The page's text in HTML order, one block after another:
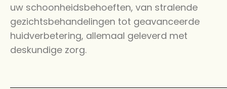
uw schoonheidsbehoeften, van stralende
gezichtsbehandelingen tot geavanceerde
huidverbetering, allemaal geleverd met
deskundige zorg.